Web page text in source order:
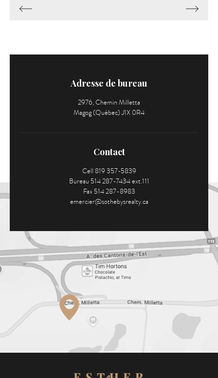
Adresse de bureau
2976, Chemin Milletta
Magog (Québec) J1X 0R4
Contact
Cell 819 357-5839
Bureau 514 287-7434 ext.111
Fax 514 287-8983
emercier@sothebysrealty.ca